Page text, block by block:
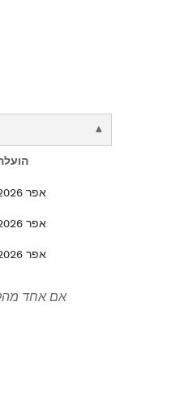
אפר 2026
אפר 2026
אפר 2026
אם אחד